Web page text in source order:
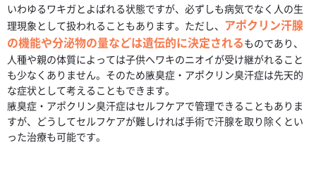
いわゆるワキガとよばれる状態ですが、必ずしも病気でなく人の生
理現象として扱われることもあります。ただし、 アポクリン汗腺
の機能や分泌物の量などは遺伝的に決定されるものであり、
人種や親の体質によっては子供へワキのニオイが受け継がれること
も少なくありません。そのため腋臭症・アポクリン臭汗症は先天的
な症状として考えることもできます。
腋臭症・アポクリン臭汗症はセルフケアで管理できることもありま
すが、どうしてセルフケアが難しければ手術で汗腺を取り除くとい
った治療も可能です。